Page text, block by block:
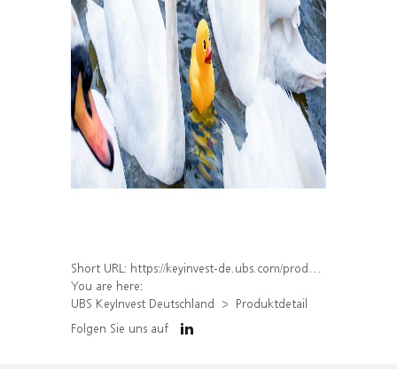
Short URL: https://keyinvest-de.ubs.com/produkt/detail/index/isin/DE000WA6XHE7
You are here:
UBS KeyInvest Deutschland
Produktdetail
Folgen Sie uns auf